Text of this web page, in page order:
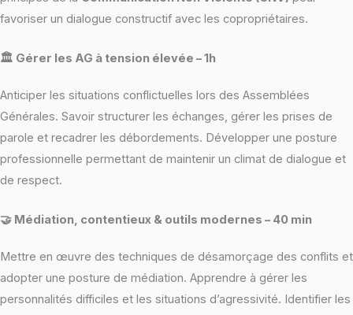
favoriser un dialogue constructif avec les copropriétaires.
🏛️ Gérer les AG à tension élevée – 1h
Anticiper les situations conflictuelles lors des Assemblées
Générales. Savoir structurer les échanges, gérer les prises de
parole et recadrer les débordements. Développer une posture
professionnelle permettant de maintenir un climat de dialogue et
de respect.
🤝 Médiation, contentieux & outils modernes – 40 min
Mettre en œuvre des techniques de désamorçage des conflits et
adopter une posture de médiation. Apprendre à gérer les
personnalités difficiles et les situations d’agressivité. Identifier les